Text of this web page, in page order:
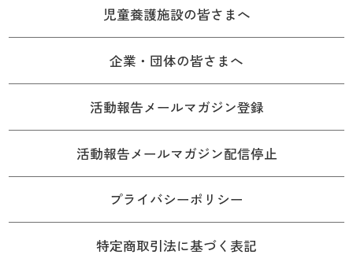
児童養護施設の皆さまへ
企業・団体の皆さまへ
活動報告メールマガジン登録
活動報告メールマガジン配信停止
プライバシーポリシー
特定商取引法に基づく表記